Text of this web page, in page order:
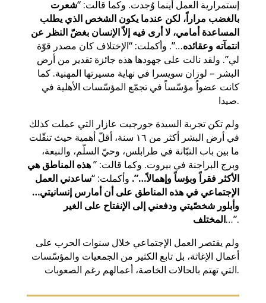
إستمرارية العمل أينما وُجدت. وكما قالت: “شعرت
بالغضب مراراً، لكن عندما يكون الشخص الذي يطلب
المساعدة أمامي، لا أرى فيه إلاّ الإنسان بغضّ النظر عن
انتمآته وعقائده…”. وأكملت: “الإختلاف كان مصدر قوّة
لي”. ولقد نالت على جهودها هذه جائزة تقدير من أرض
البشر – لوزان سويسرا في نهاية مسيرتها المهنية. كما
كانت عضواً مؤسّساً في تجمّع المؤسّسات الأهلية في
صيدا.
ولم تكن تجربة السيدة جورجيت عازار التي عملت كذلك
في أرض البشر أكثر من ۱٦ سنة، أقلّ أهمية حيث تنقّلت
ما بين باب التبّانة في طرابلس، وحيّ السلّم، والنبعة،
وبرج البراجنة في بيروت. وكما قالت: ”هذه المناطق هي
الأكثر فقراً وبؤساً وإهمالاً…”. وأكملت: “ساعدني العمل
الإجتماعي في هذه المناطق على أن أمارس إنسانيتي…
وأبلور شخصّيتي ودفعني إلى الإنفتاح على الغير
المختلف…”.
ولم يقتصر العمل الإجتماعي خلال سنوات الحرب على
أعمال الإغاثة، بل تابع الكثير من الجمعيات والمؤسّسات
التي تهتم بالحالات الخاصة، أعمالهم رغم الصعوبات.